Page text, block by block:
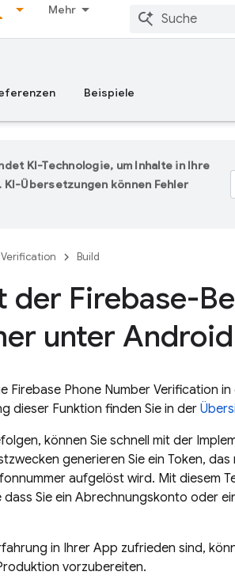
Mehr
Beispiele
KI-Technologie, um Inhalte in Ihre
Übersetzungen können Fehler
Build
der Firebase-
unter Android
Firebase Phone Number Verification in
dieser Funktion finden Sie in der
können Sie schnell mit der
generieren Sie ein Token,
aufgelöst wird. Mit diesem
Sie ein Abrechnungskonto oder
in Ihrer App zufrieden sind,
vorzubereiten.